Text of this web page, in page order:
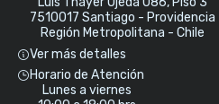
7510017 Santiago - Providencia
Región Metropolitana - Chile
Ver más detalles
Horario de Atención
Lunes a viernes